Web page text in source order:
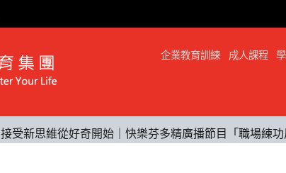
企業教育訓練 成人課程
接受新思維從好奇開始｜快樂芬多精廣播節目「職場練